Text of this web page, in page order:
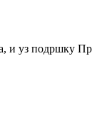
уз подршку